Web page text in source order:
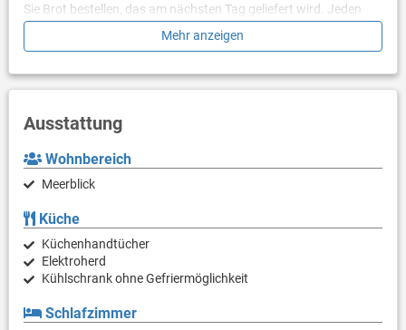
Sie Brot bestellen, das am nächsten Tag geliefert wird. Jeden
zweiten Tag kommt ein Auto mit frischem Obst und Gemüse an
die Bucht. Die nächsten Geschäfte für größere Einkäufe
Unterkunft zur Verfügung
Mehr anzeigen
Ausstattung
Wohnbereich
Meerblick
Küche
Küchenhandtücher
Elektroherd
Kühlschrank ohne Gefriermöglichkeit
Schlafzimmer